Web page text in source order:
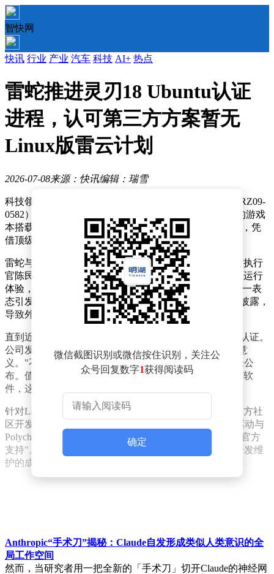
智快网
快讯 行业 产业 汽车 科技 AI+ 热点
雷蛇推进灵刃18 Ubuntu认证
进程，认可第三方方案暂无
Linux版雷云计划
2026-07-08来源：快讯编辑：瑞雪
科技领域再传新动态，雷蛇正为其灵刃18笔记本（型号RZ09-
0582）推进Ubuntu Linux系统认证工作。这款定位高端的游戏
本搭载了酷睿Ultra 9 290HX Plus处理器与RTX 5090显卡，凭
借顶级性能配置与高昂售价成为市场焦点。
雷蛇与Linux系统的渊源可追溯至2017年。当时公司首席执行
官陈民亮曾公开表示，希望优化灵刃系列在Linux平台的运行
体验，甚至提出打造"全球最佳Linux笔记本"的愿景。这一表
态引发技术社区广泛关注，但后续两年间相关进展鲜有披露，
导致外界普遍认为项目已搁置。
直到近期，雷蛇重新确认正在为新款灵刃18申请Ubuntu认证。
公司发言人透露："持续支持Linux生态对我们具有战略意
义。"不过当前认证流程仍在进行中，具体完成时间尚未公
布。值得注意的是，雷蛇暂无计划开发Linux版雷云控制软
件，这意味着其硬件产品缺乏官方管理工具。
针对Linux用户需求，雷蛇采取开放态度，明确认可第三方社
区开发的项目。公司建议用户组合使用OpenRazer开源驱动与
Polychromatic管理工具，称该方案"能提供相当完善的非官方
支持"。这种策略既保持了技术开放性，也规避了自行开发维
护的成本压力。
微信截图识别或微信按住识别，关注公
众号回复数字1获得阅读码
确定
Anthropic“手术刀”揭秘：Claude自发形成类似人类意识的全
局工作空间
然而，当研究者用一把全新的「手术刀」切开Claude的神经网